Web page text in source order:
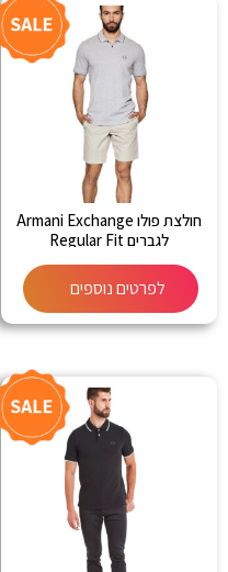
חולצת פולו Armani Exchange
לגברים Regular Fit
לפרטים נוספים